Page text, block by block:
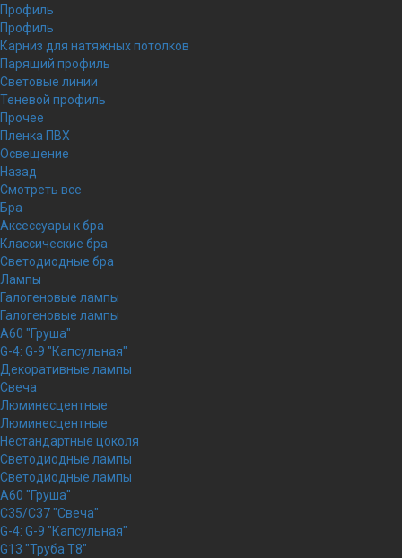
Профиль
Профиль
Карниз для натяжных потолков
Парящий профиль
Световые линии
Теневой профиль
Прочее
Пленка ПВХ
Освещение
Назад
Смотреть все
Бра
Аксессуары к бра
Классические бра
Светодиодные бра
Лампы
Галогеновые лампы
Галогеновые лампы
A60 "Груша"
G-4: G-9 "Капсульная"
Декоративные лампы
Свеча
Люминесцентные
Люминесцентные
Нестандартные цоколя
Светодиодные лампы
Светодиодные лампы
A60 "Груша"
C35/C37 "Свеча"
G-4: G-9 "Капсульная"
G13 "Труба Т8"